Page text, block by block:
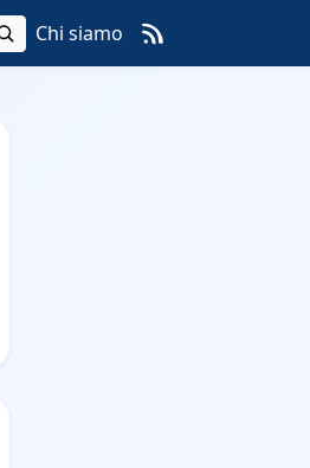
Chi siamo